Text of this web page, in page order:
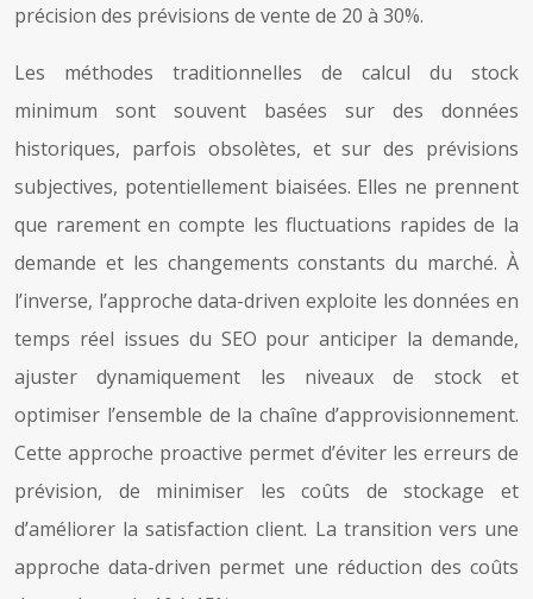
précision des prévisions de vente de 20 à 30%.
Les méthodes traditionnelles de calcul du stock
minimum sont souvent basées sur des données
historiques, parfois obsolètes, et sur des prévisions
subjectives, potentiellement biaisées. Elles ne prennent
que rarement en compte les fluctuations rapides de la
demande et les changements constants du marché. À
l’inverse, l’approche data-driven exploite les données en
temps réel issues du SEO pour anticiper la demande,
ajuster dynamiquement les niveaux de stock et
optimiser l’ensemble de la chaîne d’approvisionnement.
Cette approche proactive permet d’éviter les erreurs de
prévision, de minimiser les coûts de stockage et
d’améliorer la satisfaction client. La transition vers une
approche data-driven permet une réduction des coûts